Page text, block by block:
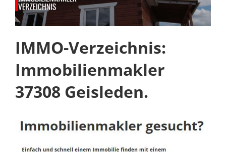
IMMO-Verzeichnis:
Immobilienmakler
37308 Geisleden.